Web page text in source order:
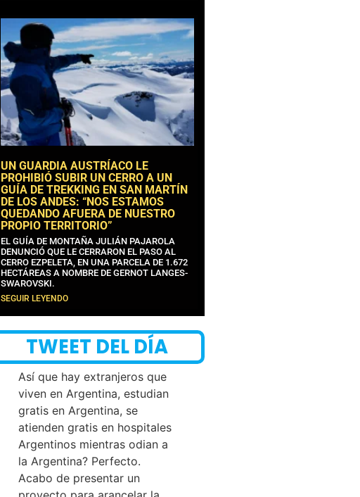
UN GUARDIA AUSTRÍACO LE
PROHIBIÓ SUBIR UN CERRO A UN
GUÍA DE TREKKING EN SAN MARTÍN
DE LOS ANDES: “NOS ESTAMOS
QUEDANDO AFUERA DE NUESTRO
PROPIO TERRITORIO”
EL GUÍA DE MONTAÑA JULIÁN PAJAROLA
DENUNCIÓ QUE LE CERRARON EL PASO AL
CERRO EZPELETA, EN UNA PARCELA DE 1.672
HECTÁREAS A NOMBRE DE GERNOT LANGES-
SWAROVSKI.
SEGUIR LEYENDO
TWEET DEL DÍA
Así que hay extranjeros que
viven en Argentina, estudian
gratis en Argentina, se
atienden gratis en hospitales
Argentinos mientras odian a
la Argentina? Perfecto.
Acabo de presentar un